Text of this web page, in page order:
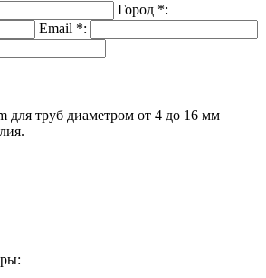
Город *:
Email *:
для труб диаметром от 4 до 16 мм